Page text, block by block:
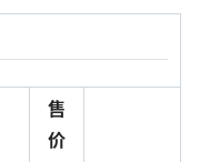
售
价